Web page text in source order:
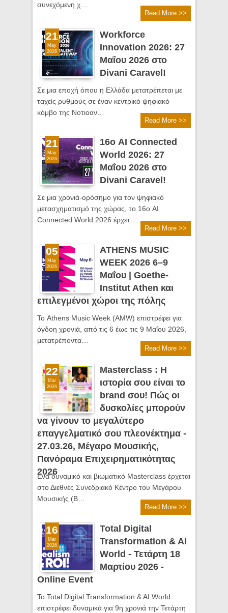
συνεχόμενη χ…
Read More >>
Workforce
Innovation 2026: 27
Μαΐου 2026 στο
Divani Caravel!
Σε μια εποχή όπου η Ελλάδα μετατρέπεται με
ταχείς ρυθμούς σε έναν κεντρικό ψηφιακό
κόμβο της Νοτιοαν…
Read More >>
21
May
2026
16ο AI Connected
World 2026: 27
Μαΐου 2026 στο
Divani Caravel!
Σε μια χρονιά-ορόσημο για τον ψηφιακό
μετασχηματισμό της χώρας, το 16ο AI
Connected World 2026 έρχετ…
Read More >>
21
May
2026
ATHENS MUSIC
WEEK 2026 6–9
Μαΐου | Goethe-
Institut Athen και
επιλεγμένοι χώροι της πόλης
Το Athens Music Week (AMW) επιστρέφει για
όγδοη χρονιά, από τις 6 έως τις 9 Μαΐου 2026,
μετατρέποντα…
Read More >>
05
May
2026
Masterclass : Η
ιστορία σου είναι το
brand σου! Πώς οι
δυσκολίες μπορούν
να γίνουν το μεγαλύτερο
επαγγελματικό σου πλεονέκτημα -
27.03.26, Μέγαρο Μουσικής,
Πανόραμα Επιχειρηματικότητας
2026
Ενα δυναμικό και βιωματικό Masterclass έρχεται
στο Διεθνές Συνεδριακό Κέντρο του Μεγάρου
Μουσικής (Β…
Read More >>
22
Mar
2026
Total Digital
Transformation & AI
World - Τετάρτη 18
Μαρτίου 2026 -
Online Event
Το Total Digital Transformation & AI World
επιστρέφει δυναμικά για 9η χρονιά την Τετάρτη
16
Mar
2026